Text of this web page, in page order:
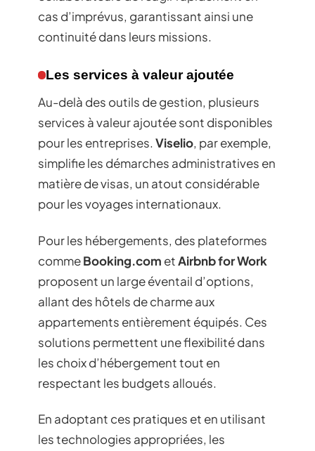
cas d’imprévus, garantissant ainsi une
continuité dans leurs missions.
Les services à valeur ajoutée
Au-delà des outils de gestion, plusieurs
services à valeur ajoutée sont disponibles
pour les entreprises. Viselio, par exemple,
simplifie les démarches administratives en
matière de visas, un atout considérable
pour les voyages internationaux.
Pour les hébergements, des plateformes
commeBooking.com etAirbnb for Work
proposent un large éventail d’options,
allant des hôtels de charme aux
appartements entièrement équipés. Ces
solutions permettent une flexibilité dans
les choix d’hébergement tout en
respectant les budgets alloués.
En adoptant ces pratiques et en utilisant
les technologies appropriées, les